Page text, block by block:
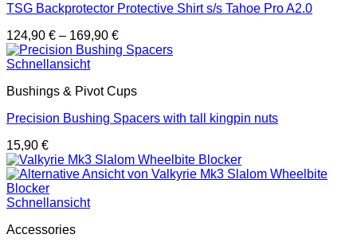
TSG Backprotector Protective Shirt s/s Tahoe Pro A2.0
124,90 € – 169,90 €
Schnellansicht
Bushings & Pivot Cups
Precision Bushing Spacers with tall kingpin nuts
15,90 €
Schnellansicht
Accessories